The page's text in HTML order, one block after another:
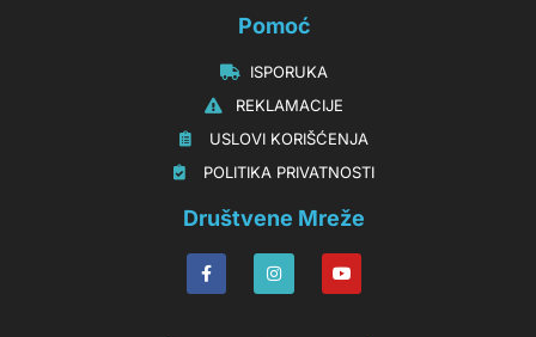
Pomoć
‏‏‎‏‏‎ ‎ISPORUKA
‏‏‏‏‎ ‎‎‎‎‎‎REKLAMACIJE‎‎‎
‏‏‎‏‏‎ ‎‎USLOVI KORIŠĆENJA
‏‏‏‎ ‎‎POLITIKA PRIVATNOSTI
Društvene Mreže